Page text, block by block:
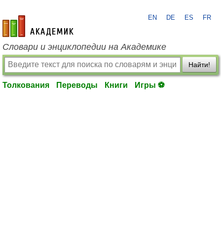
academic.ru
EN DE ES FR
Словари и энциклопедии на Академике
Найти!
Толкования Переводы Книги Игры ⚽